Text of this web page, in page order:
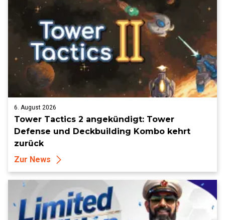
6. August 2026
Tower Tactics 2 angekündigt: Tower
Defense und Deckbuilding Kombo kehrt
zurück
Zur News